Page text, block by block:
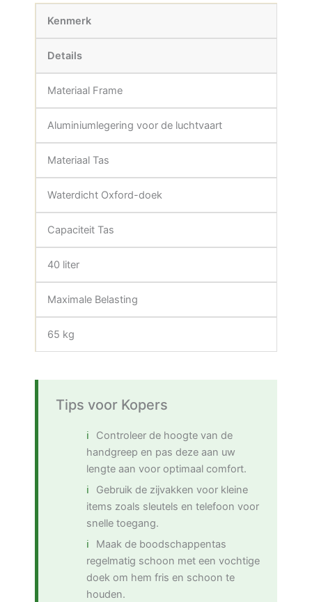
Kenmerk
Details
Materiaal Frame
Aluminiumlegering voor de luchtvaart
Materiaal Tas
Waterdicht Oxford-doek
Capaciteit Tas
40 liter
Maximale Belasting
65 kg
Tips voor Kopers
Controleer de hoogte van de
handgreep en pas deze aan uw
lengte aan voor optimaal comfort.
Gebruik de zijvakken voor kleine
items zoals sleutels en telefoon voor
snelle toegang.
Maak de boodschappentas
regelmatig schoon met een vochtige
doek om hem fris en schoon te
houden.